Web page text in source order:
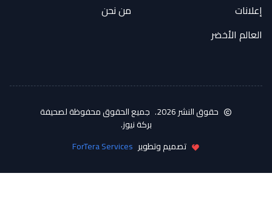
إعلانات
من نحن
العالم الأخضر
حقوق النشر 2026.
جميع الحقوق محفوظة لصحيفة
بركة نيوز.
تصميم وتطوير ForTera Services